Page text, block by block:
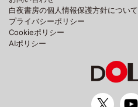
白夜書房の個人情報保護方針について
プライバシーポリシー
Cookieポリシー
AIポリシー